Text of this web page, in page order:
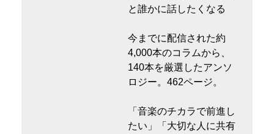
と誰かに話したくなる
今までに配信された約
4,000本のコラムから、
140本を厳選したアンソ
ロジー。462ページ。
「音楽のチカラで前進し
たい」「大切な人に共有